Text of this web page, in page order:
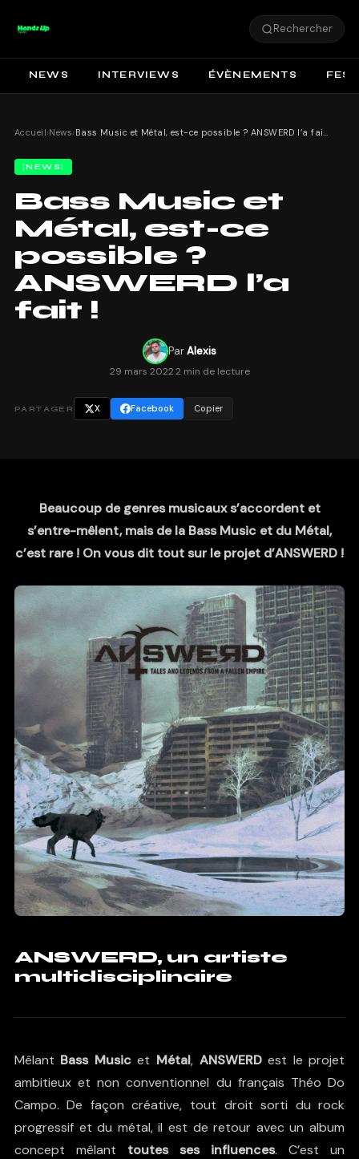
Rechercher
NEWS INTERVIEWS ÉVÈNEMENTS
Accueil›News› Bass Music et Métal, est-ce possible ? ANSWERD l’a fait !
NEWS
Bass Music et
Métal, est-ce
possible ?
ANSWERD l’a
fait !
ParAlexis
29 mars 20222 min de lecture
PARTAGER X Facebook Copier
Beaucoup de genres musicaux s’accordent et
s’entre-mêlent, mais de la Bass Music et du Métal,
c’est rare ! On vous dit tout sur le projet d’ANSWERD !
ANSWERD, un artiste
multidisciplinaire
Mêlant Bass Musicet Métal, ANSWERDest le projet
ambitieux et non conventionnel du français Théo Do
Campo. De façon créative, tout droit sorti du rock
progressif et du métal, il est de retour avec un album
concept mêlant toutes ses influences. C’est un